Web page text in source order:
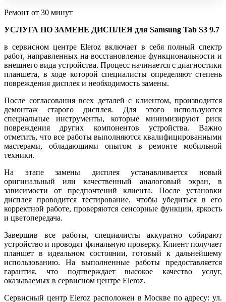
Ремонт от 30 минут
УСЛУГА ПО ЗАМЕНЕ ДИСПЛЕЯ для Samsung Tab S3 9.7
в сервисном центре Eleroz включает в себя полный спектр
работ, направленных на восстановление функциональности и
внешнего вида устройства. Процесс начинается с диагностики
планшета, в ходе которой специалисты определяют степень
повреждения дисплея и необходимость замены.
После согласования всех деталей с клиентом, производится
демонтаж старого дисплея. Для этого используются
специальные инструменты, которые минимизируют риск
повреждения других компонентов устройства. Важно
отметить, что все работы выполняются квалифицированными
мастерами, обладающими опытом в ремонте мобильной
техники.
На этапе замены дисплея устанавливается новый
оригинальный или качественный аналоговый экран, в
зависимости от предпочтений клиента. После установки
дисплея проводится тестирование, чтобы убедиться в его
корректной работе, проверяются сенсорные функции, яркость
и цветопередача.
Завершив все работы, специалисты аккуратно собирают
устройство и проводят финальную проверку. Клиент получает
планшет в идеальном состоянии, готовый к дальнейшему
использованию. На выполненные работы предоставляется
гарантия, что подтверждает высокое качество услуг,
оказываемых в сервисном центре Eleroz.
Сервисный центр Eleroz расположен в Москве по адресу: ул.